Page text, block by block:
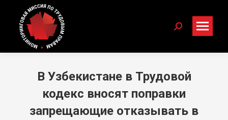
Search:
В Узбекистане в Трудовой
кодекс вносят поправки
запрещающие отказывать в